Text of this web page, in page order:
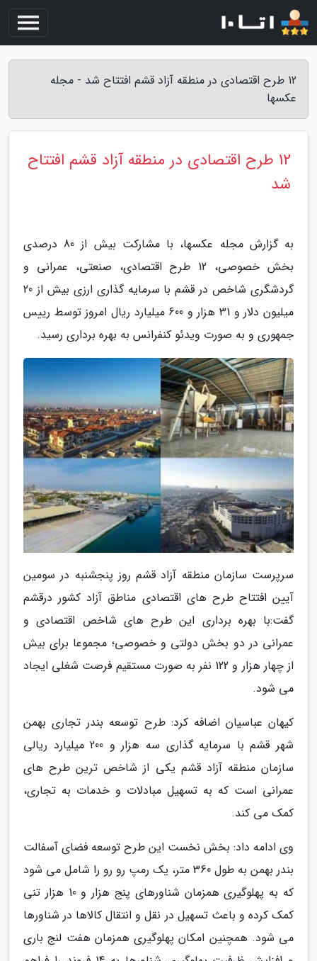
12 طرح اقتصادی در منطقه آزاد قشم افتتاح شد - مجله
عکسها
12 طرح اقتصادی در منطقه آزاد قشم افتتاح
شد
به گزارش مجله عکسها، با مشارکت بیش از 80 درصدی
بخش خصوصی، 12 طرح اقتصادی، صنعتی، عمرانی و
گردشگری شاخص در قشم با سرمایه گذاری ارزی بیش از 20
میلیون دلار و 31 هزار و 600 میلیارد ریال امروز توسط رییس
جمهوری و به صورت ویدئو کنفرانس به بهره برداری رسید.
سرپرست سازمان منطقه آزاد قشم روز پنجشنبه در سومین
آیین افتتاح طرح های اقتصادی مناطق آزاد کشور درقشم
گفت:با بهره برداری این طرح های شاخص اقتصادی و
عمرانی در دو بخش دولتی و خصوصی؛ مجموعا برای بیش
از چهار هزار و 122 نفر به صورت مستقیم فرصت شغلی ایجاد
می شود.
کیهان عباسیان اضافه کرد: طرح توسعه بندر تجاری بهمن
شهر قشم با سرمایه گذاری سه هزار و 200 میلیارد ریالی
سازمان منطقه آزاد قشم یکی از شاخص ترین طرح های
عمرانی است که به تسهیل مبادلات و خدمات به تجاری،
کمک می کند.
وی ادامه داد: بخش نخست این طرح توسعه فضای آسفالت
بندر بهمن به طول 360 متر، یک رمپ رو رو را شامل می شود
که به پهلوگیری همزمان شناورهای پنج هزار و 10 هزار تنی
کمک کرده و باعث تسهیل در نقل و انتقال کالاها در شناورها
می شود. همچنین امکان پهلوگیری همزمان هفت لنج باری